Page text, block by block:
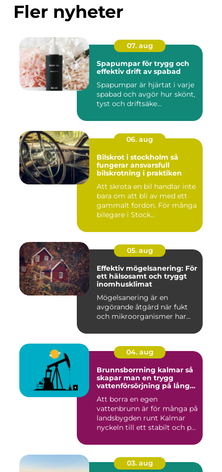
Fler nyheter
07. aug
Spapumpar för trygg och
effektiv drift av spabad
Spapumpar är hjärtat i varje
spabad och avgör hur skönt,
tyst och driftsäke...
06. aug
Bilskrot i stockholm så
fungerar ansvarsfull
bilskrotning i praktiken
Att skrota en bil handlar inte
bara om att bli av med ett
gammalt fordon. För många
bilegare i Stock...
05. aug
Effektiv mögelsanering: För
ett hälsosamt och tryggt
inomhusklimat
Mögelsanering är en
avgörande åtgärd när fukt
och mikroorganismer har...
04. aug
Brunnsborrning kalmar så
skapar man en trygg
vattenförsörjning på lång
Att borra en egen
vattenbrunn är för många på
landsbygden runt Kalmar
nyckeln till ett stabilt och p...
03. aug